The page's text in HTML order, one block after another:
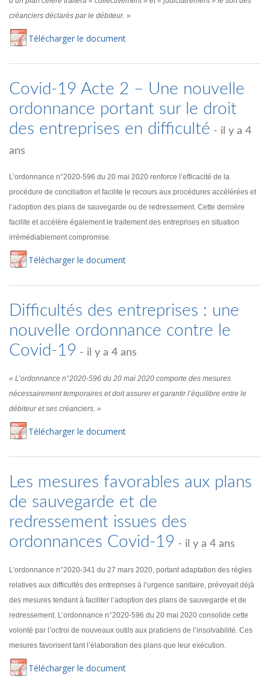
créanciers déclarés par le débiteur. »
Télécharger le document
Covid-19 Acte 2 – Une nouvelle
ordonnance portant sur le droit
des entreprises en difficulté - il y a 4
ans
L’ordonnance n°2020-596 du 20 mai 2020 renforce l’efficacité de la
procédure de conciliation et facilite le recours aux procédures accélérées et
l’adoption des plans de sauvegarde ou de redressement. Cette dernière
facilite et accélère également le traitement des entreprises en situation
irrémédiablement compromise.
Télécharger le document
Difficultés des entreprises : une
nouvelle ordonnance contre le
Covid-19 - il y a 4 ans
« L’ordonnance n°2020-596 du 20 mai 2020 comporte des mesures
nécessairement temporaires et doit assurer et garantir l’équilibre entre le
débiteur et ses créanciers. »
Télécharger le document
Les mesures favorables aux plans
de sauvegarde et de
redressement issues des
ordonnances Covid-19 - il y a 4 ans
L’ordonnance n°2020-341 du 27 mars 2020, portant adaptation des règles
relatives aux difficultés des entreprises à l’urgence sanitaire, prévoyait déjà
des mesures tendant à faciliter l’adoption des plans de sauvegarde et de
redressement. L’ordonnance n°2020-596 du 20 mai 2020 consolide cette
volonté par l’octroi de nouveaux outils aux praticiens de l’insolvabilité. Ces
mesures favorisent tant l’élaboration des plans que leur exécution.
Télécharger le document